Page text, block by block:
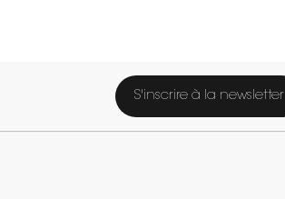
S'inscrire à la newsletter